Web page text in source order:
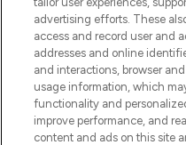
oder über die
Lieferung ab
Do Not Sell
advertising efforts. These
access and record user and
addresses and online
and interactions, browser
usage information, which
functionality and
improve performance, and
content and ads on this site